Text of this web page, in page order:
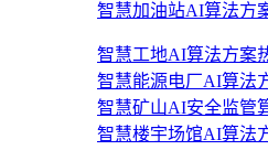
智慧加油站AI算法方
智慧工地AI算法方案
智慧能源电厂AI算法
智慧矿山AI安全监管
智慧楼宇场馆AI算法